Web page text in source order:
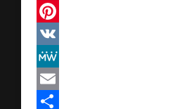
Threads
Pinterest
VK
MeWe
Email